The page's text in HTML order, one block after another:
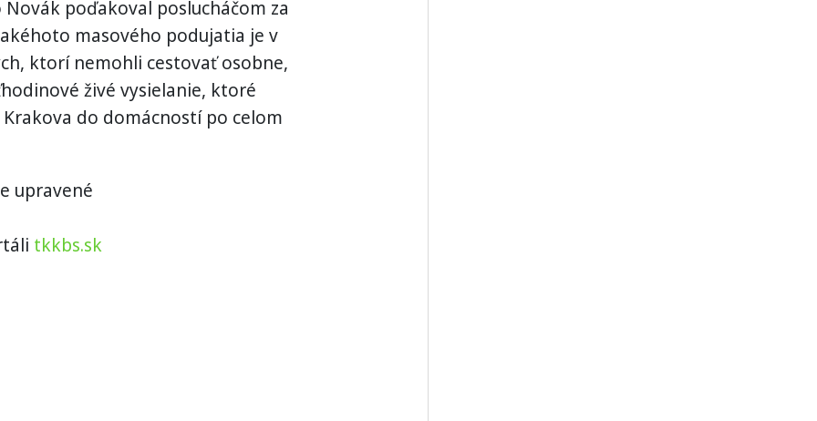
poďakoval poslucháčom za
masového podujatia je v
ktorí nemohli cestovať osobne,
živé vysielanie, ktoré
do domácností po celom
upravené
tkkbs.sk